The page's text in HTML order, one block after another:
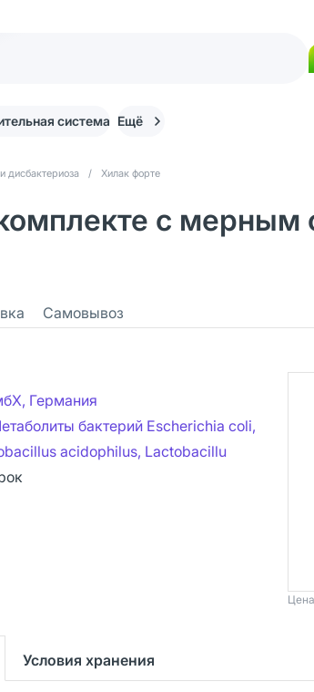
система Ещё
дисбактериоза / Хилак форте
с мерным
Самовывоз
Германия
бактерий Escherichia coli,
acidophilus, Lactobacillu
Условия хранения